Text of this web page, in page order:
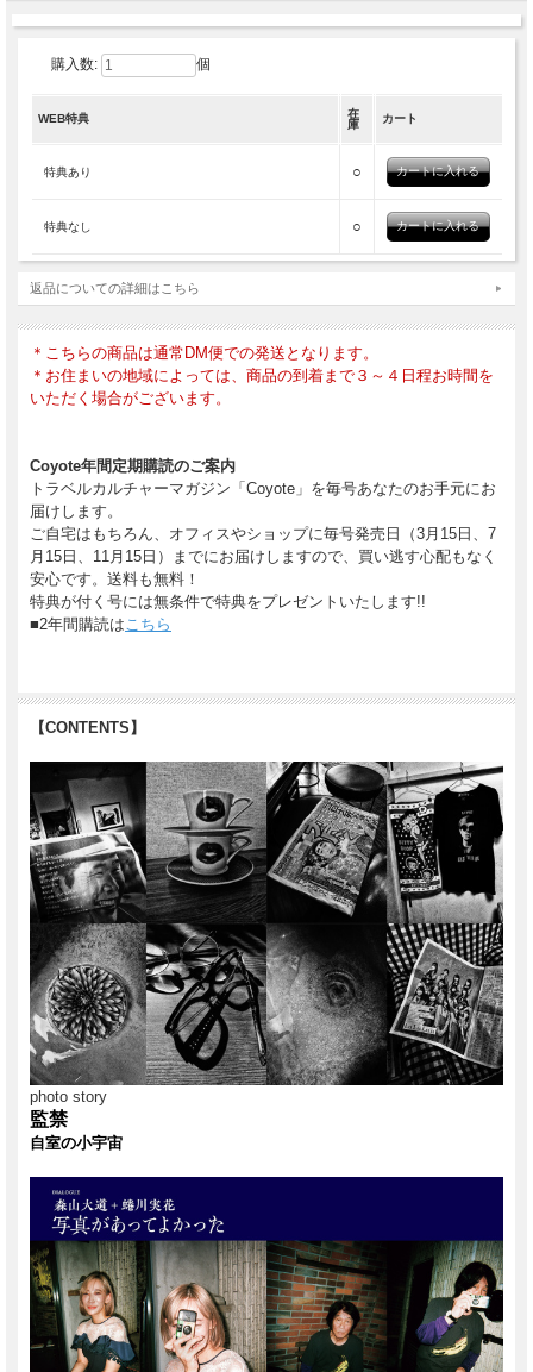
森山大道フォトストーリー（自室写真＋東京の路上）
特別対談 森山大道 × 蜷川実花
森山大道書き下ろし原稿＋ロングインタビュー
ペルー 知られざる古代文明の謎に迫る
…and more!!
*スイッチオンラインストア特典
写真展『森山大道の東京ongoing』
オフィシャル図録と同じ「未晒クラフト紙」を使用した
表紙ポスター（A3サイズ）
ongoing」のフライヤー（全16種）からランダムで1枚をお付けいた
します！
INBN:9784884185398
2020年7月15日発行
購入数: 個
WEB特典
在
庫
カート
特典あり ○
特典なし ○
返品についての詳細はこちら
＊こちらの商品は通常DM便での発送となります。
＊お住まいの地域によっては、商品の到着まで３～４日程お時間を
いただく場合がございます。
Coyote年間定期購読のご案内
トラベルカルチャーマガジン「Coyote」を毎号あなたのお手元にお
届けします。
ご自宅はもちろん、オフィスやショップに毎号発売日（3月15日、7
月15日、11月15日）までにお届けしますので、買い逃す心配もなく
安心です。送料も無料！
特典が付く号には無条件で特典をプレゼントいたします!!
■2年間購読は こちら
【CONTENTS】
photo story
監禁
自室の小宇宙